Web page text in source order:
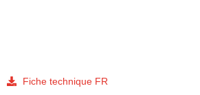
Fiche technique FR